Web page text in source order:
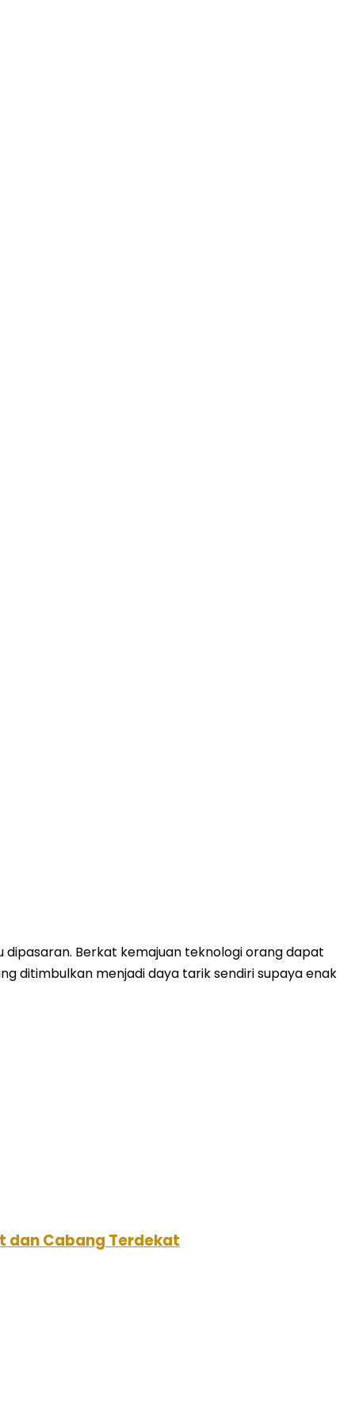
Berkat kemajuan teknologi orang dapat
ditimbulkan menjadi daya tarik sendiri supaya enak
dan Cabang Terdekat